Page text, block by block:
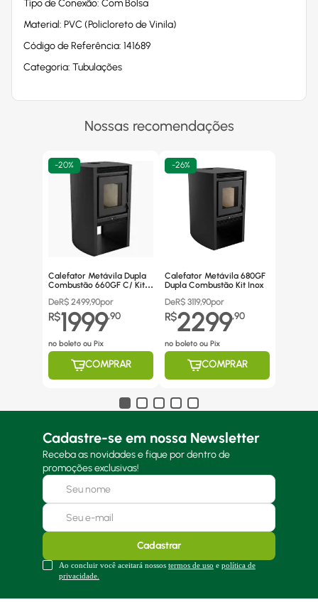
Tipo de Conexão: Com Bolsa
Material: PVC (Policloreto de Vinila)
Código de Referência: 141689
Categoria: Tubulações
Nossas recomendações
-20%
Calefator Metávila Dupla
Combustão 660GF C/ Kit
DeR$ 2499,90por
R$1999,90
no boleto ou Pix
COMPRAR
-26%
Calefator Metávila 680GF
Dupla Combustão Kit Inox
DeR$ 3119,90por
R$2299,90
no boleto ou Pix
COMPRAR
Cadastre-se em nossa Newsletter
Receba as novidades e fique por dentro de
promoções exclusivas!
Cadastrar
Ao concluir você aceitará nossos termos de uso e política de
privacidade.